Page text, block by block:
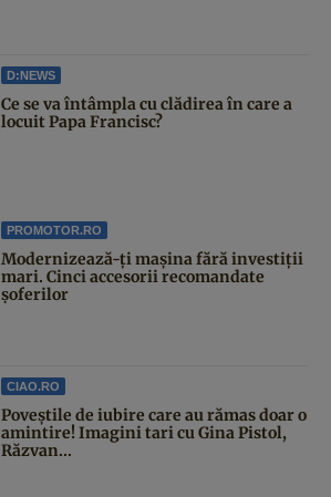
D:NEWS
Ce se va întâmpla cu clădirea în care a
locuit Papa Francisc?
PROMOTOR.RO
Modernizează-ți mașina fără investiții
mari. Cinci accesorii recomandate
șoferilor
CIAO.RO
Poveştile de iubire care au rămas doar o
amintire! Imagini tari cu Gina Pistol,
Răzvan...